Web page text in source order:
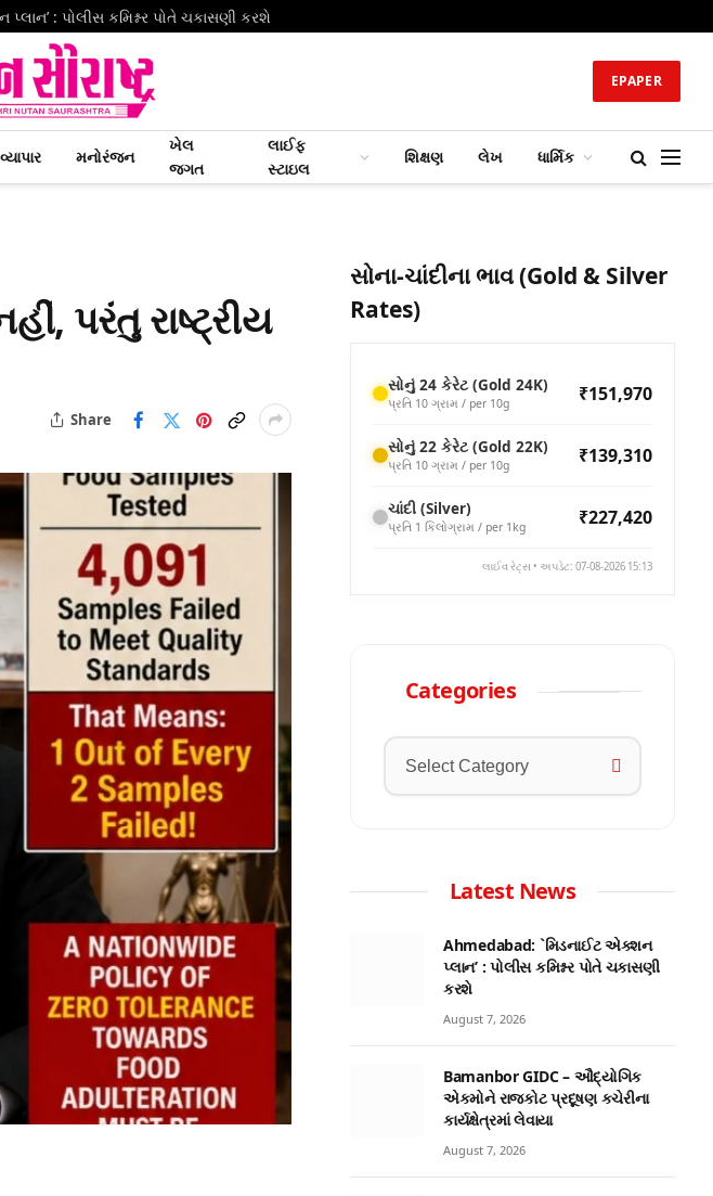
: પોલીસ કમિશ્નર પોતે ચકાસણી કરશે
EPAPER
વ્યાપાર મનોરંજન
ખેલ
જગત
લાઈફ
સ્ટાઇલ
શિક્ષણ લેખ ધાર્મિક
પરંતુ રાષ્ટ્રીય
Share
સોના-ચાંદીના ભાવ (Gold & Silver
Rates)
સોનું 24 કેરેટ (Gold 24K)
પ્રતિ 10 ગ્રામ / per 10g ₹151,970
સોનું 22 કેરેટ (Gold 22K)
પ્રતિ 10 ગ્રામ / per 10g ₹139,310
ચાંદી (Silver)
પ્રતિ 1 કિલોગ્રામ / per 1kg ₹227,420
લાઈવ રેટ્સ • અપડેટ: 07-08-2026 15:13
Categories
Latest News
Ahmedabad: `મિડનાઈટ એક્શન
પ્લાન’ : પોલીસ કમિશ્નર પોતે ચકાસણી
કરશે
August 7, 2026
Bamanbor GIDC – ઔદ્યોગિક
એકમોને રાજકોટ પ્રદૂષણ કચેરીના
કાર્યક્ષેત્રમાં લેવાયા
August 7, 2026